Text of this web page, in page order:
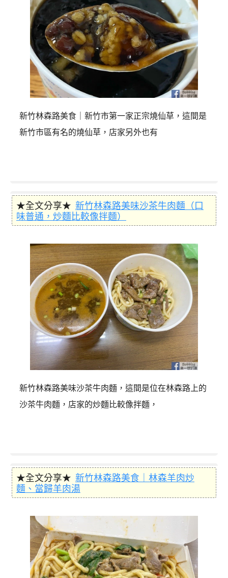
新竹林森路美食｜新竹市第一家正宗燒仙草，這間是
新竹市區有名的燒仙草，店家另外也有
★全文分享★ 新竹林森路美味沙茶牛肉麵（口
味普通，炒麵比較像拌麵）
新竹林森路美味沙茶牛肉麵，這間是位在林森路上的
沙茶牛肉麵，店家的炒麵比較像拌麵，
★全文分享★ 新竹林森路美食｜林森羊肉炒
麵、當歸羊肉湯